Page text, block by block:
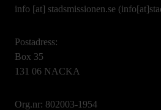
info [at] stadsmissionen.se
Postadress:
Box 35
131 06 NACKA
Org.nr: 802003-1954